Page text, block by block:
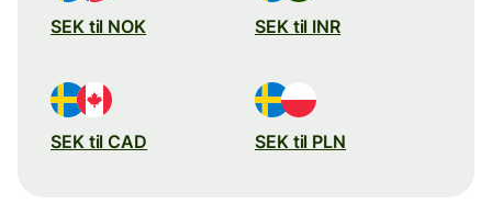
SEK til NOK SEK til INR
SEK til CAD SEK til PLN